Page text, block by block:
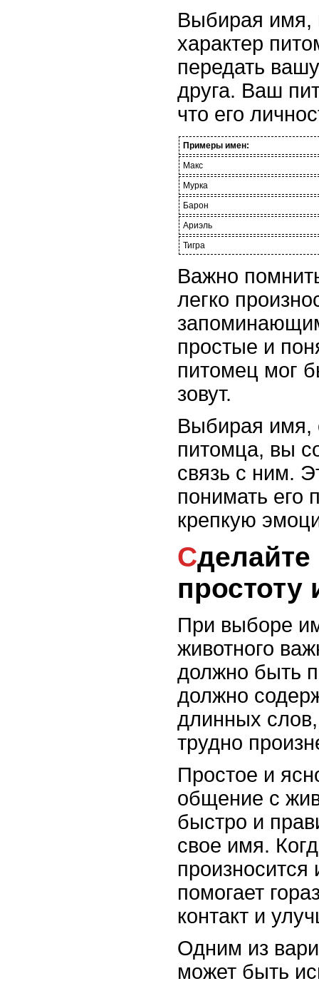
Выбирая имя,
характер
передать
друга. Ваш
что его
Примеры имен:
Макс
Мурка
Барон
Ариэль
Тигра
Важно
легко
простые и
питомец мог
зовут.
Выбирая имя,
питомца, вы
связь с ним.
понимать его
крепкую
Сделайте ставку на
простоту
При выборе
животного
должно быть
должно
длинных
трудно
Простое и
общение с
быстро и
свое имя.
произносится
помогает
контакт и
Одним из
может быть